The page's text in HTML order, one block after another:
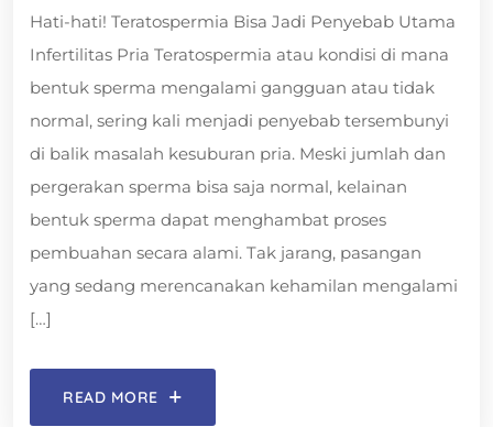
Hati-hati! Teratospermia Bisa Jadi Penyebab Utama
Infertilitas Pria Teratospermia atau kondisi di mana
bentuk sperma mengalami gangguan atau tidak
normal, sering kali menjadi penyebab tersembunyi
di balik masalah kesuburan pria. Meski jumlah dan
pergerakan sperma bisa saja normal, kelainan
bentuk sperma dapat menghambat proses
pembuahan secara alami. Tak jarang, pasangan
yang sedang merencanakan kehamilan mengalami
[…]
READ MORE